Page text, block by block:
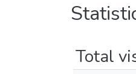
Total